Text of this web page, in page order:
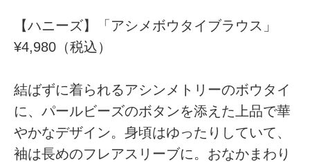
【ハニーズ】「アシメボウタイブラウス」
¥4,980（税込）
結ばずに着られるアシンメトリーのボウタイ
に、パールビーズのボタンを添えた上品で華
やかなデザイン。身頃はゆったりしていて、
袖は長めのフレアスリーブに。おなかまわり